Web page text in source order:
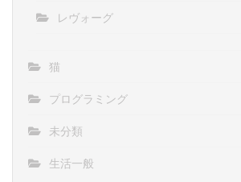
レヴォーグ
猫
プログラミング
未分類
生活一般